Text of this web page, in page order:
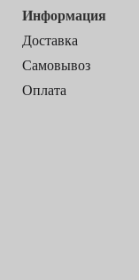
Информация
Доставка
Самовывоз
Оплата